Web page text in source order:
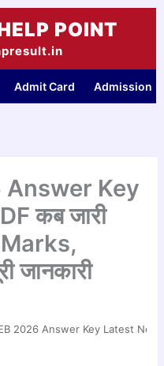
POINT
Admit Card Admission
Answer Key
कब जारी
Marks,
जानकारी
2026 Answer Key Latest News